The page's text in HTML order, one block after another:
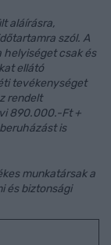
aláírásra,
szól. A
helyiséget csak és
ellátó
tevékenységet
rendelt
890.000.-Ft +
is
munkatársak a
és biztonsági